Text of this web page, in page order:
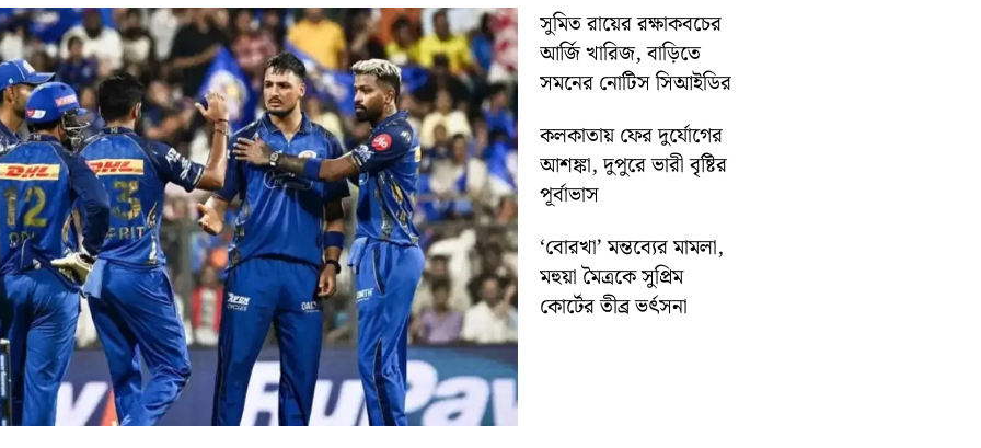
সুমিত রায়ের রক্ষাকবচের
আর্জি খারিজ, বাড়িতে
সমনের নোটিস সিআইডির
কলকাতায় ফের দুর্যোগের
আশঙ্কা, দুপুরে ভারী বৃষ্টির
পূর্বাভাস
‘বোরখা’ মন্তব্যের মামলা,
মহুয়া মৈত্রকে সুপ্রিম
কোর্টের তীব্র ভর্ৎসনা